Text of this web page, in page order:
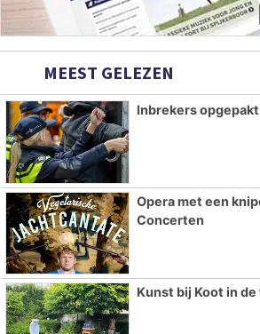
MEEST GELEZEN
Inbrekers
Opera met een
Concerten
Kunst bij Koot in de